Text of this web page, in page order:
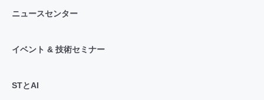
ニュースセンター
イベント & 技術セミナー
STとAI